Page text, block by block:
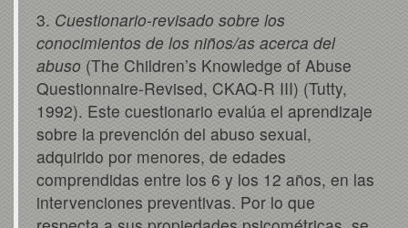
3. Cuestionario-revisado sobre los
conocimientos de los niños/as acerca del
abuso (The Children’s Knowledge of Abuse
Questionnaire-Revised, CKAQ-R III) (Tutty,
1992). Este cuestionario evalúa el aprendizaje
sobre la prevención del abuso sexual,
adquirido por menores, de edades
comprendidas entre los 6 y los 12 años, en las
intervenciones preventivas. Por lo que